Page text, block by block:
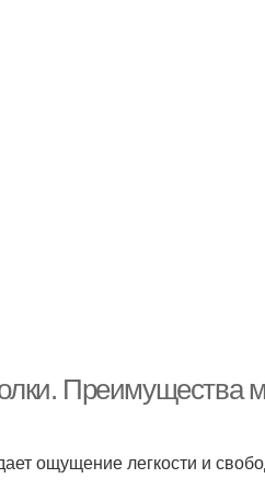
Преимущества
ощущение легкости и